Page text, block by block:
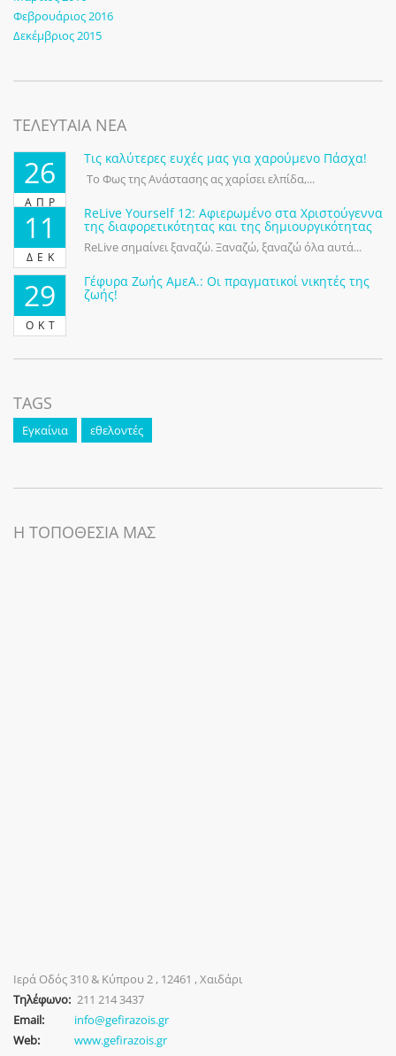
Φεβρουάριος 2016
Δεκέμβριος 2015
ΤΕΛΕΥΤΑΙΑ ΝΕΑ
26
ΑΠΡ
Τις καλύτερες ευχές μας για χαρούμενο Πάσχα!
Το Φως της Ανάστασης ας χαρίσει ελπίδα,...
11
ΔΕΚ
ReLive Yourself 12: Αφιερωμένο στα Χριστούγεννα
της διαφορετικότητας και της δημιουργικότητας
ReLive σημαίνει ξαναζώ. Ξαναζώ, ξαναζώ όλα αυτά...
29
ΟΚΤ
Γέφυρα Ζωής ΑμεΑ.: Οι πραγματικοί νικητές της
ζωής!
TAGS
Εγκαίνια εθελοντές
Η ΤΟΠΟΘΕΣΙΑ ΜΑΣ
Ιερά Οδός 310 & Κύπρου 2 , 12461 , Χαιδάρι
Τηλέφωνο:211 214 3437
Email:
info@gefirazois.gr
Web:
www.gefirazois.gr